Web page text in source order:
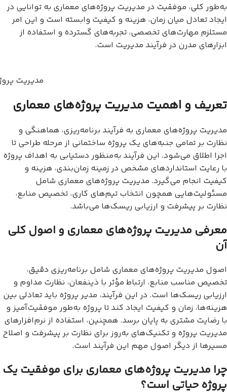
به‌طور کلی، موفقیت در مدیریت پروژه‌های معماری به توانایی در
ایجاد تعادل میان زمان، هزینه و کیفیت وابسته است و این امر
مستلزم مهارت‌های تخصصی، تجربه‌های گسترده و استفاده از
ابزارهای مدرن در فرآیند مدیریت است.
مدیریت
تعریف و اهمیت مدیریت پروژه‌های معماری
مدیریت پروژه‌های معماری به فرآیند برنامه‌ریزی، هماهنگی و
نظارت بر تمامی جنبه‌های یک پروژه ساختمانی از مرحله طراحی تا
اجرا اطلاق می‌شود. این فرآیند به‌منظور دستیابی به اهداف پروژه
با رعایت استانداردهای مشخص در زمینه زمان‌بندی، هزینه و
کیفیت انجام می‌گیرد. مدیریت پروژه‌های معماری شامل
مسئولیت‌هایی همچون انتخاب تیم‌های کاری، تخصیص منابع،
نظارت بر پیشرفت و ارزیابی ریسک‌ها می‌باشد.
معرفی مدیریت پروژه‌های معماری و اصول کلی
آن
اصول مدیریت پروژه‌های معماری شامل برنامه‌ریزی دقیق،
تخصیص مناسب منابع، ارتباط مؤثر با ذینفعان، نظارت مداوم و
ارزیابی ریسک‌ها است. در این فرآیند، مدیر پروژه باید تعادلی بین
هزینه‌ها، زمان و کیفیت ایجاد کند تا پروژه به‌طور موفقیت‌آمیز و
با رضایت مشتری به پایان برسد. همچنین، استفاده از نرم‌افزارهای
مدیریت پروژه و تکنیک‌های به‌روز برای نظارت بر پیشرفت و اصلاح
مسیرها از دیگر اصول مهم این فرآیند است.
چرا مدیریت پروژه‌های معماری برای موفقیت یک
پروژه حیاتی است؟